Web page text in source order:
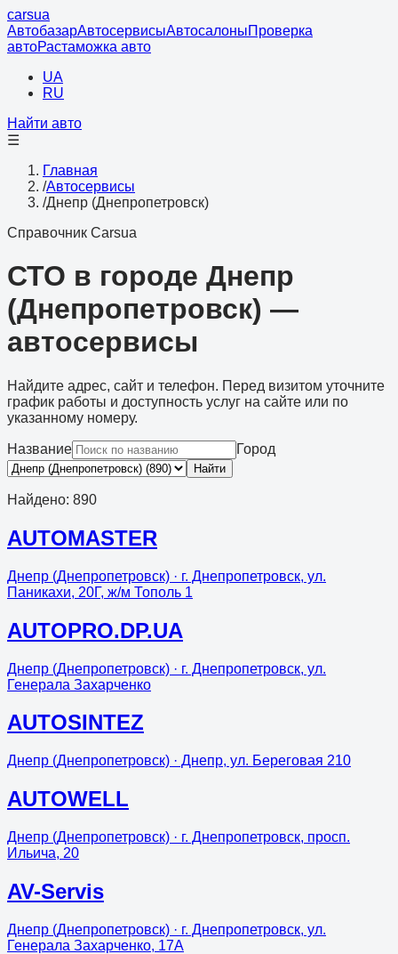
carsua
АвтобазарАвтосервисыАвтосалоныПроверка
автоРастаможка авто
UA
RU
Найти авто
☰
Главная
/Автосервисы
/Днепр (Днепропетровск)
Справочник Carsua
СТО в городе Днепр
(Днепропетровск) —
автосервисы
Найдите адрес, сайт и телефон. Перед визитом уточните
график работы и доступность услуг на сайте или по
указанному номеру.
Название Город
Найти
Найдено: 890
AUTOMASTER
Днепр (Днепропетровск) · г. Днепропетровск, ул.
Паникахи, 20Г, ж/м Тополь 1
AUTOPRO.DP.UA
Днепр (Днепропетровск) · г. Днепропетровск, ул.
Генерала Захарченко
AUTOSINTEZ
Днепр (Днепропетровск) · Днепр, ул. Береговая 210
AUTOWELL
Днепр (Днепропетровск) · г. Днепропетровск, просп.
Ильича, 20
AV-Servis
Днепр (Днепропетровск) · г. Днепропетровск, ул.
Генерала Захарченко, 17А